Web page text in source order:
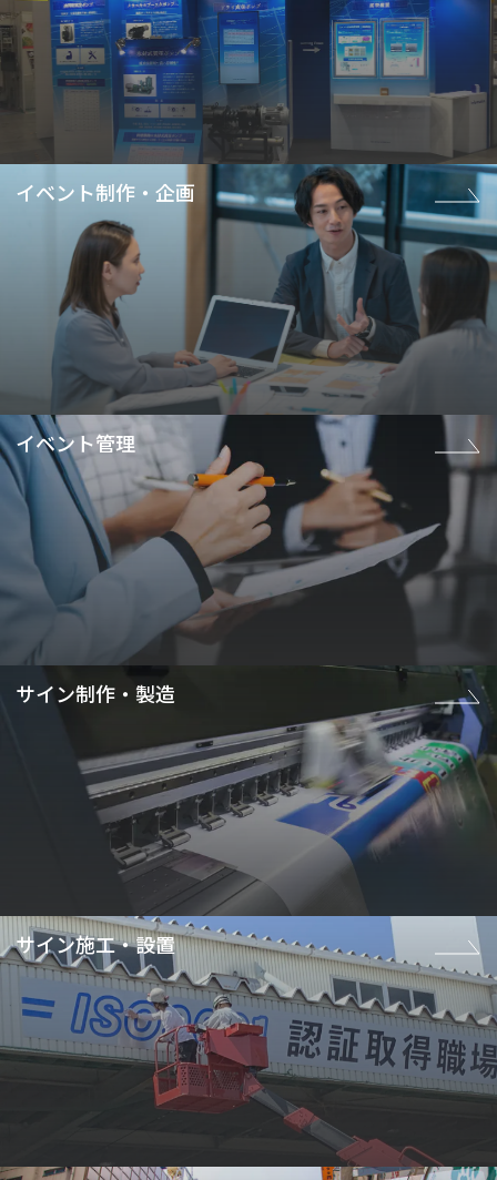
イベント制作・企画
イベント管理
サイン制作・製造
サイン施工・設置